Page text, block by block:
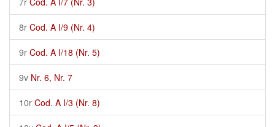
8r Cod. A I/9 (Nr. 4)
9r Cod. A I/18 (Nr. 5)
9v Nr. 6, Nr. 7
10r Cod. A I/3 (Nr. 8)